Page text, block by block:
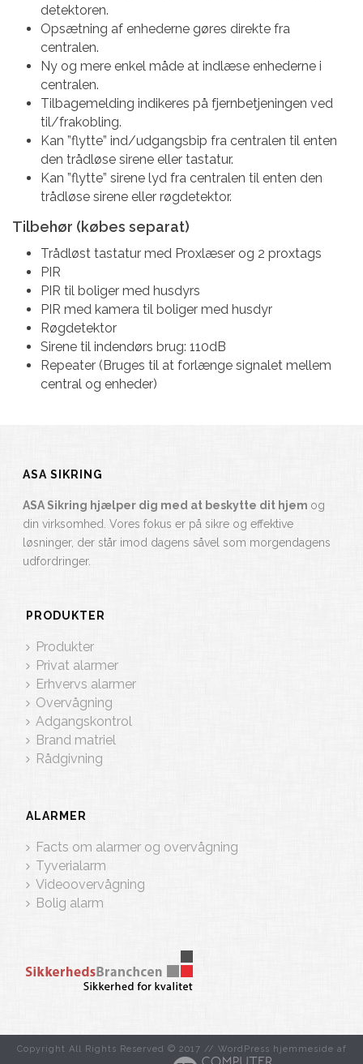
detektoren.
Opsætning af enhederne gøres direkte fra
centralen.
Ny og mere enkel måde at indlæse enhederne i
centralen.
Tilbagemelding indikeres på fjernbetjeningen ved
til/frakobling.
Kan ”flytte” ind/udgangsbip fra centralen til enten
den trådløse sirene eller tastatur.
Kan ”flytte” sirene lyd fra centralen til enten den
trådløse sirene eller røgdetektor.
Tilbehør (købes separat)
Trådløst tastatur med Proxlæser og 2 proxtags
PIR
PIR til boliger med husdyrs
PIR med kamera til boliger med husdyr
Røgdetektor
Sirene til indendørs brug: 110dB
Repeater (Bruges til at forlænge signalet mellem
central og enheder)
ASA SIKRING
ASA Sikring hjælper dig med at beskytte dit hjem og
din virksomhed. Vores fokus er på sikre og effektive
løsninger, der står imod dagens såvel som morgendagens
udfordringer.
PRODUKTER
Produkter
Privat alarmer
Erhvervs alarmer
Overvågning
Adgangskontrol
Brand matriel
Rådgivning
ALARMER
Facts om alarmer og overvågning
Tyverialarm
Videoovervågning
Bolig alarm
Copyright All Rights Reserved © 2017 // WordPress hjemmeside af